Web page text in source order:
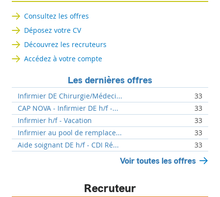
Consultez les offres
Déposez votre CV
Découvrez les recruteurs
Accédez à votre compte
Les dernières offres
Infirmier DE Chirurgie/Médeci...
33
CAP NOVA - Infirmier DE h/f -...
33
Infirmier h/f - Vacation
33
Infirmier au pool de remplace...
33
Aide soignant DE h/f - CDI Ré...
33
Voir toutes les offres
Recruteur